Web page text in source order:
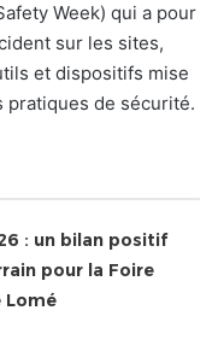
Week) qui a pour
sur les sites,
et dispositifs mise
pratiques de sécurité.
: un bilan positif
pour la Foire
Lomé